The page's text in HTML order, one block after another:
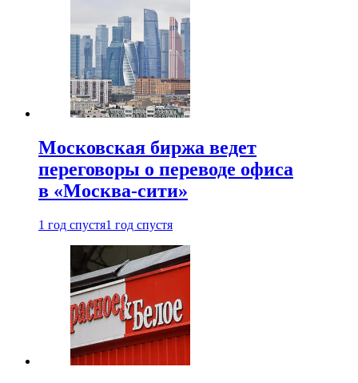
Московская биржа ведет
переговоры о переводе офиса
в «Москва-сити»
1 год спустя1 год спустя